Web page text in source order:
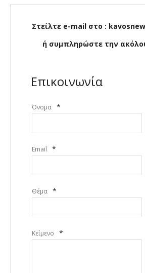
Στείλτε e-mail στο :
ή συμπληρώστε την
Επικοινωνία
Όνομα *
Email *
Θέμα *
Κείμενο *